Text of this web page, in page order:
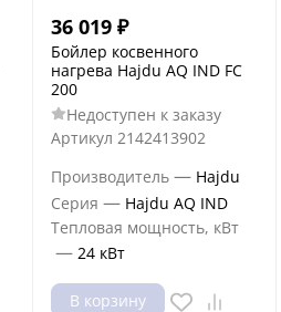
36 019 ₽
Бойлер косвенного
нагрева Hajdu AQ IND FC
200
Недоступен к заказу
Артикул 2142413902
Производитель — Hajdu
Серия — Hajdu AQ IND
Тепловая мощность, кВт
— 24 кВт
В корзину